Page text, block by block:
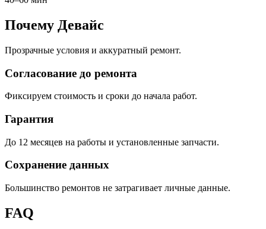
Почему Девайс
Прозрачные условия и аккуратный ремонт.
Согласование до ремонта
Фиксируем стоимость и сроки до начала работ.
Гарантия
До 12 месяцев на работы и установленные запчасти.
Сохранение данных
Большинство ремонтов не затрагивает личные данные.
FAQ